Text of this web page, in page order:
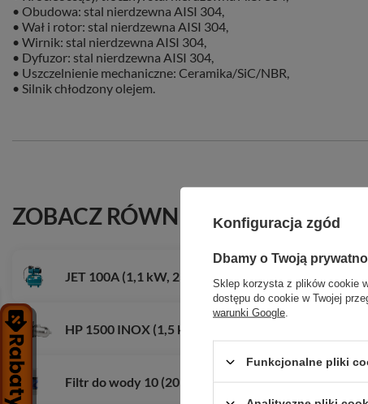
• Obudowa: stal nierdzewna AISI 304,
• Wał i rotor: stal nierdzewna AISI 304,
• Wirnik: stal nierdzewna AISI 304,
• Dyfuzor: stal nierdzewna AISI 304,
• Uszczelnienie mechaniczne: Ceramika/SiC/NBR,
• Silnik chłodzony olejem.
ZOBACZ RÓWNIEŻ
JET 100A (1,1 kW, 230 V) hydrofor 50
HP 1500 INOX (1,5 kW, 230 V) hydrofor 50 ITALY
Filtr do wody 10 (20 mic) - piankowy
Konfiguracja zgód
Dbamy o Twoją
Sklep korzysta z plików cookie
dostępu do cookie w Twojej
warunki Google
Funkcjonalne pliki